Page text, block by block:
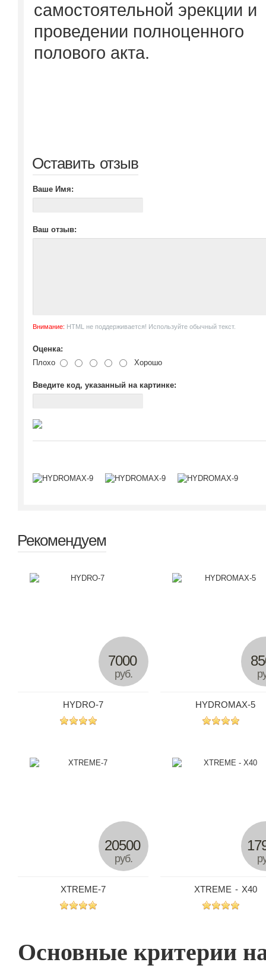
самостоятельной эрекции и
проведении полноценного
полового акта.
Оставить отзыв
Ваше Имя:
Ваш отзыв:
Внимание: HTML не поддерживается! Используйте обычный текст.
Оценка:
Плохо
Хорошо
Введите код, указанный на картинке:
Рекомендуем
HYDRO-7
7000
руб.
HYDROMAX-5
XTREME-7
20500
руб.
XTREME - X40
Основные критерии